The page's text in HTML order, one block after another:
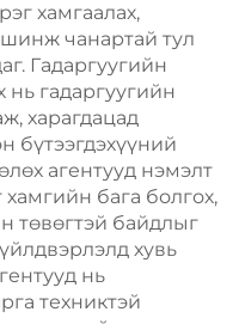
хамгаалах,
чанартай тул
Гадаргуугийн
гадаргуугийн
харагдацад
бүтээгдэхүүний
агентууд нэмэлт
бага болгох,
төвөгтэй байдлыг
хувь
нь
техниктэй